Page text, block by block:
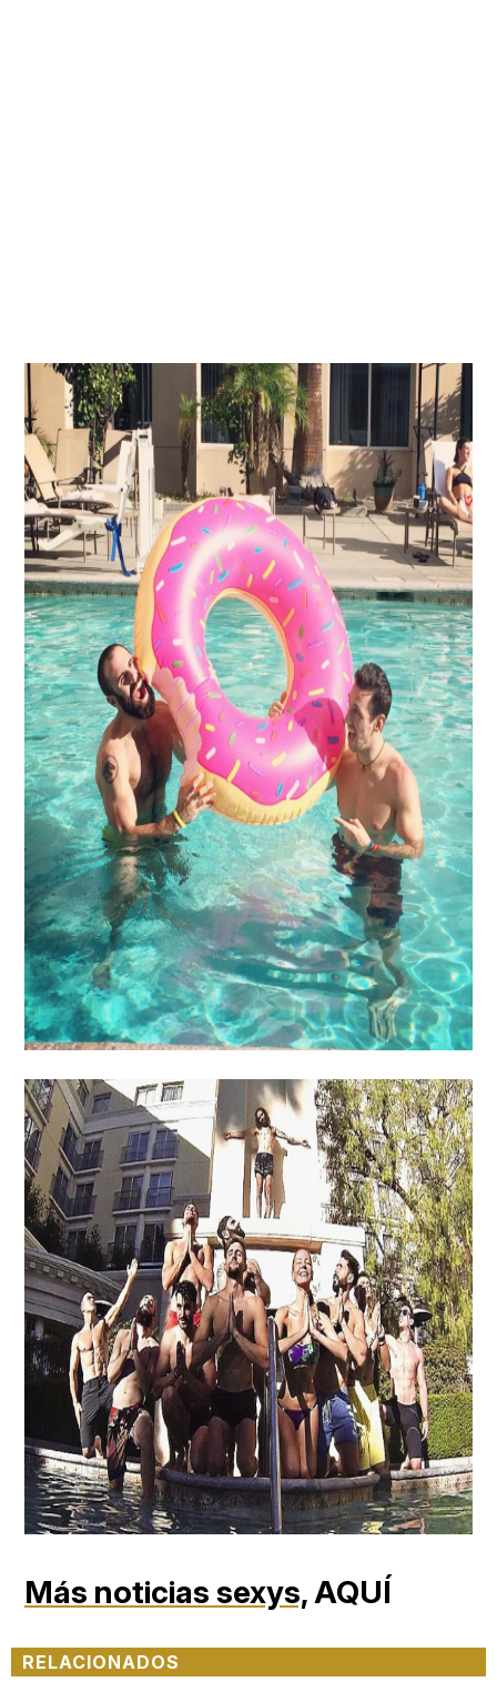
Más noticias sexys,AQUÍ
RELACIONADOS